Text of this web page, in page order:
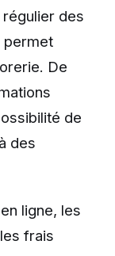
des
permet
De
de
des
ligne, les
frais